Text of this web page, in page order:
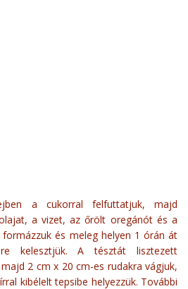
a cukorral felfuttatjuk, majd
a vizet, az őrölt oregánót és a
és meleg helyen 1 órán át
kelesztjük. A tésztát lisztezett
2 cm x 20 cm-es rudakra vágjuk,
kibélelt tepsibe helyezzük. További